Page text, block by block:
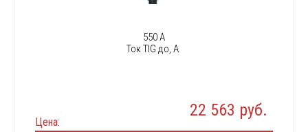
550 А
Ток TIG до, А
Цена:
22 563 руб.